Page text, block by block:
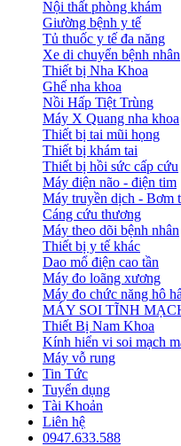
Nội thất phòng khám
Giường bệnh y tế
Tủ thuốc y tế đa năng
Xe di chuyển bệnh nhân
Thiết bị Nha Khoa
Ghế nha khoa
Nồi Hấp Tiệt Trùng
Máy X Quang nha khoa
Thiết bị tai mũi họng
Thiết bị khám tai
Thiết bị hồi sức cấp cứu
Máy điện não - điện tim
Máy truyền dịch - Bơm
Cáng cứu thương
Máy theo dõi bệnh nhân
Thiết bị y tế khác
Dao mổ điện cao tần
Máy đo loãng xương
Máy đo chức năng hô
MÁY SOI TĨNH
Thiết Bị Nam Khoa
Kính hiển vi soi mạch
Máy vỗ rung
Tin Tức
Tuyển dụng
Tài Khoản
Liên hệ
0947.633.588